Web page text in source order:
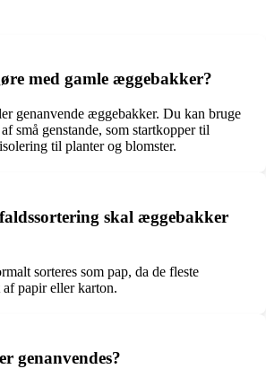
med gamle æggebakker?
genanvende æggebakker. Du kan bruge
små genstande, som startkopper til
til planter og blomster.
skal æggebakker
sorteres som pap, da de fleste
papir eller karton.
genanvendes?